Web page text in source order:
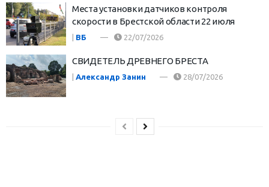
Места установки датчиков контроля
скорости в Брестской области 22 июля
ВБ 22/07/2026
СВИДЕТЕЛЬ ДРЕВНЕГО БРЕСТА
| Александр Занин 28/07/2026